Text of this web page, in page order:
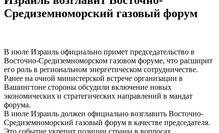
Средиземноморский газовый форум
В июле Израиль официально примет председательство в
Восточно-Средиземноморском газовом форуме, что расширит
его роль в региональном энергетическом сотрудничестве.
Ранее на очной министерской встрече организации в
Вашингтоне стороны обсудили включение новых
экономических и стратегических направлений в мандат
форума.
В июле Израиль должен официально возглавить Восточно-
Средиземноморский газовый форум в качестве председателя.
Это событие укрепит позиции страны в вопросах